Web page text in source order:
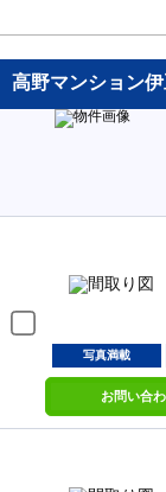
高野マンション
写真満載
お問い合